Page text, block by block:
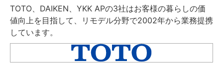
TOTO、DAIKEN、YKK APの3社はお客様の暮らしの価
値向上を目指して、リモデル分野で2002年から業務提携
しています。